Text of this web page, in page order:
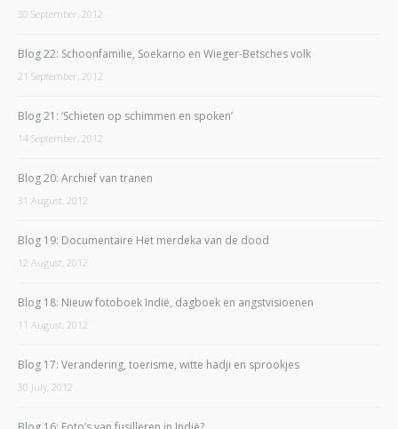
30 September, 2012
Blog 22: Schoonfamilie, Soekarno en Wieger-Betsches volk
21 September, 2012
Blog 21: ‘Schieten op schimmen en spoken’
14 September, 2012
Blog 20: Archief van tranen
31 August, 2012
Blog 19: Documentaire Het merdeka van de dood
12 August, 2012
Blog 18: Nieuw fotoboek Indië, dagboek en angstvisioenen
11 August, 2012
Blog 17: Verandering, toerisme, witte hadji en sprookjes
30 July, 2012